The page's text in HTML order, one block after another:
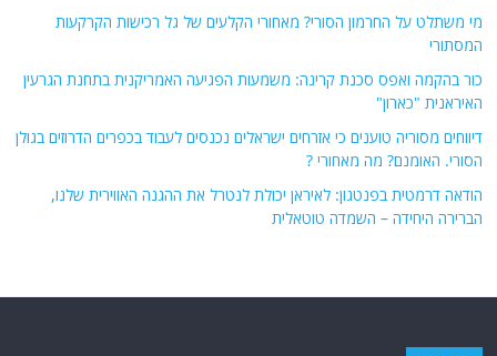
מי משתלט על החרמון הסורי? מאחורי הקלעים של גל רכישות הקרקעות
המסתורי
כור בהקמה ואפס סכנת קרינה: משמעות הפגיעה האמריקנית בתחנת הגרעין
האיראנית "כארון"
דיווחים מסוריה טוענים כי אזרחים ישראלים נכנסים לעבוד בכפרים הדרוזים בגולן
הסורי. האומנם? מה מאחורי ?
הודאה דרמטית בפנטגון: לאיראן יכולת לנטרל את ההגנה האווירית שלנו,
הברירה היחידה – השמדה טוטאלית